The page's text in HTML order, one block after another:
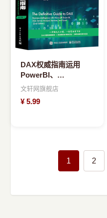
DAX权威指南运用
PowerBI、
SQLServerAnalysisS
文轩网旗舰店
¥ 5.99
1 2